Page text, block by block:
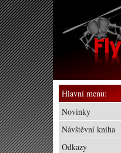
Hlavní menu:
Novinky
Návštěvní kniha
Odkazy